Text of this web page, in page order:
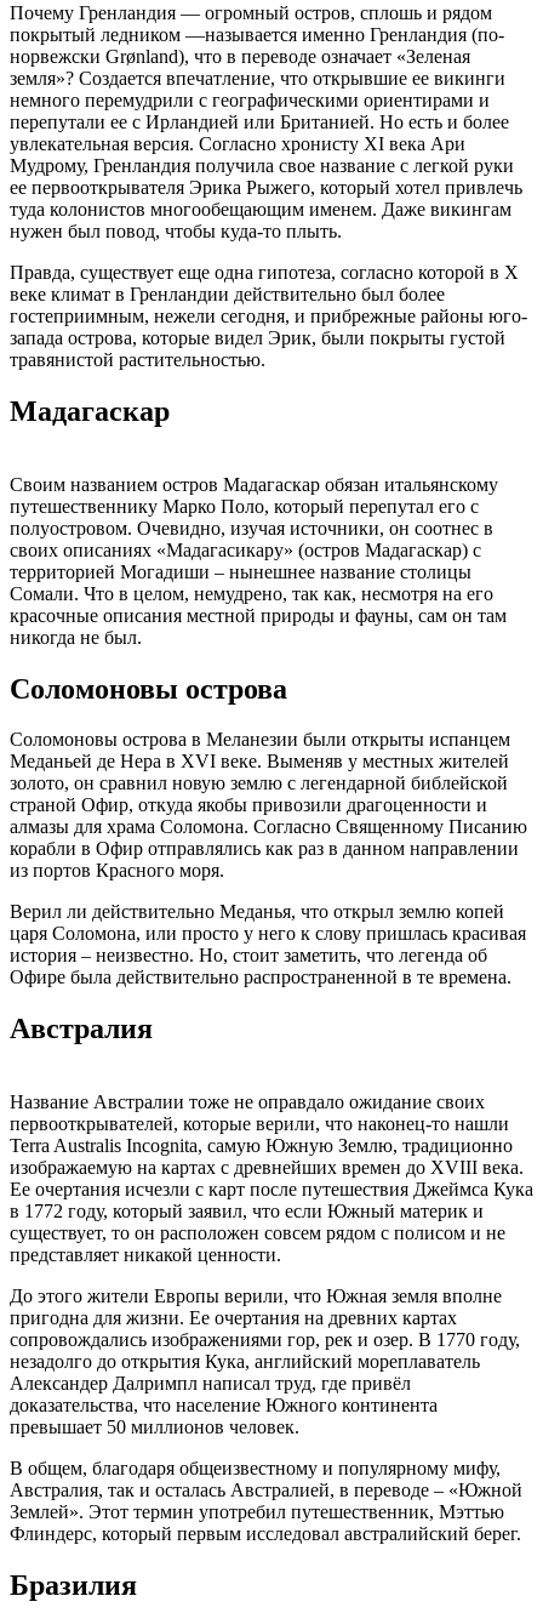
Почему Гренландия — огромный остров, сплошь и рядом
покрытый ледником —называется именно Гренландия (по-
норвежски Grønland), что в переводе означает «Зеленая
земля»? Создается впечатление, что открывшие ее викинги
немного перемудрили с географическими ориентирами и
перепутали ее с Ирландией или Британией. Но есть и более
увлекательная версия. Согласно хронисту XI века Ари
Мудрому, Гренландия получила свое название с легкой руки
ее первооткрывателя Эрика Рыжего, который хотел привлечь
туда колонистов многообещающим именем. Даже викингам
нужен был повод, чтобы куда-то плыть.
Правда, существует еще одна гипотеза, согласно которой в X
веке климат в Гренландии действительно был более
гостеприимным, нежели сегодня, и прибрежные районы юго-
запада острова, которые видел Эрик, были покрыты густой
травянистой растительностью.
Мадагаскар
Своим названием остров Мадагаскар обязан итальянскому
путешественнику Марко Поло, который перепутал его с
полуостровом. Очевидно, изучая источники, он соотнес в
своих описаниях «Мадагасикару» (остров Мадагаскар) с
территорией Могадиши – нынешнее название столицы
Сомали. Что в целом, немудрено, так как, несмотря на его
красочные описания местной природы и фауны, сам он там
никогда не был.
Соломоновы острова
Соломоновы острова в Меланезии были открыты испанцем
Меданьей де Нера в XVI веке. Выменяв у местных жителей
золото, он сравнил новую землю с легендарной библейской
страной Офир, откуда якобы привозили драгоценности и
алмазы для храма Соломона. Согласно Священному Писанию
корабли в Офир отправлялись как раз в данном направлении
из портов Красного моря.
Верил ли действительно Меданья, что открыл землю копей
царя Соломона, или просто у него к слову пришлась красивая
история – неизвестно. Но, стоит заметить, что легенда об
Офире была действительно распространенной в те времена.
Австралия
Название Австралии тоже не оправдало ожидание своих
первооткрывателей, которые верили, что наконец-то нашли
Terra Australis Incognita, самую Южную Землю, традиционно
изображаемую на картах с древнейших времен до XVIII века.
Ее очертания исчезли с карт после путешествия Джеймса Кука
в 1772 году, который заявил, что если Южный материк и
существует, то он расположен совсем рядом с полисом и не
представляет никакой ценности.
До этого жители Европы верили, что Южная земля вполне
пригодна для жизни. Ее очертания на древних картах
сопровождались изображениями гор, рек и озер. В 1770 году,
незадолго до открытия Кука, английский мореплаватель
Александер Далримпл написал труд, где привёл
доказательства, что население Южного континента
превышает 50 миллионов человек.
В общем, благодаря общеизвестному и популярному мифу,
Австралия, так и осталась Австралией, в переводе – «Южной
Землей». Этот термин употребил путешественник, Мэттью
Флиндерс, который первым исследовал австралийский берег.
Бразилия